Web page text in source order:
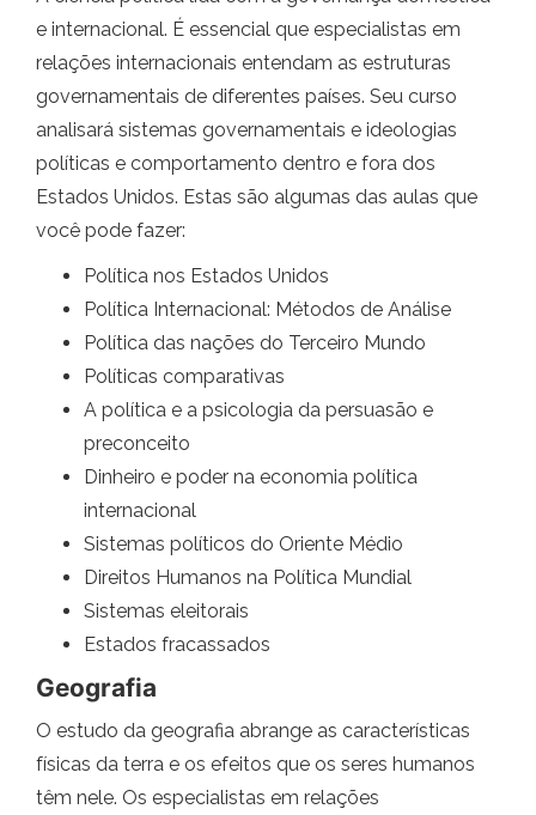
e internacional. É essencial que especialistas em
relações internacionais entendam as estruturas
governamentais de diferentes países. Seu curso
analisará sistemas governamentais e ideologias
políticas e comportamento dentro e fora dos
Estados Unidos. Estas são algumas das aulas que
você pode fazer:
Política nos Estados Unidos
Política Internacional: Métodos de Análise
Política das nações do Terceiro Mundo
Políticas comparativas
A política e a psicologia da persuasão e
preconceito
Dinheiro e poder na economia política
internacional
Sistemas políticos do Oriente Médio
Direitos Humanos na Política Mundial
Sistemas eleitorais
Estados fracassados
Geografia
O estudo da geografia abrange as características
físicas da terra e os efeitos que os seres humanos
têm nele. Os especialistas em relações